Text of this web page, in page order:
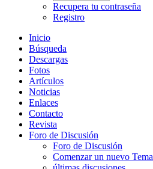
Recupera tu contraseña
Registro
Inicio
Búsqueda
Descargas
Fotos
Artículos
Noticias
Enlaces
Contacto
Revista
Foro de Discusión
Foro de Discusión
Comenzar un nuevo Tema